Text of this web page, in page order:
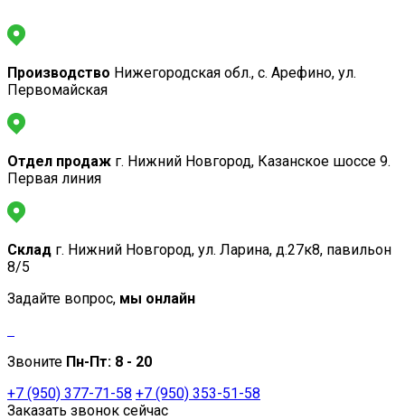
Производство Нижегородская обл., с. Арефино, ул.
Первомайская
Отдел продаж г. Нижний Новгород, Казанское шоссе 9.
Первая линия
Склад г. Нижний Новгород, ул. Ларина, д.27к8, павильон
8/5
Задайте вопрос, мы онлайн
Звоните Пн-Пт: 8 - 20
+7 (950) 377-71-58 +7 (950) 353-51-58
Заказать звонок сейчас